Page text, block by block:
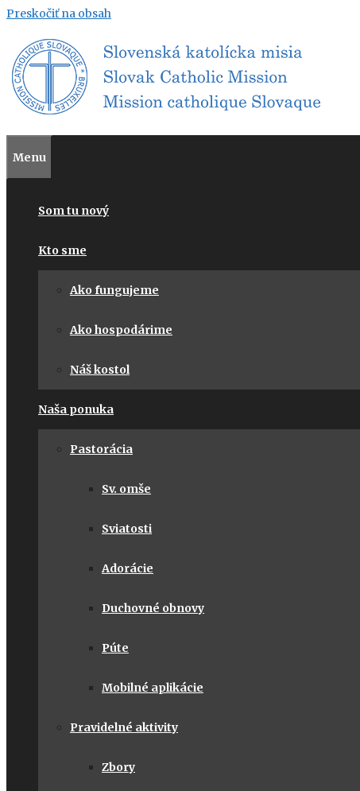
Preskočiť na obsah
Menu
Som tu nový
Kto sme
Ako fungujeme
Ako hospodárime
Náš kostol
Naša ponuka
Pastorácia
Sv. omše
Sviatosti
Adorácie
Duchovné obnovy
Púte
Mobilné aplikácie
Pravidelné aktivity
Zbory